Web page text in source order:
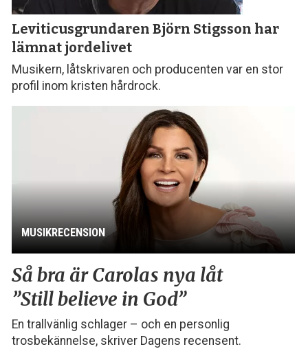
Leviticusgrundaren Björn Stigsson har
lämnat jordelivet
Musikern, låtskrivaren och producenten var en stor
profil inom kristen hårdrock.
MUSIKRECENSION
Så bra är Carolas nya låt
”Still believe in God”
En trallvänlig schlager – och en personlig
trosbekännelse, skriver Dagens recensent.